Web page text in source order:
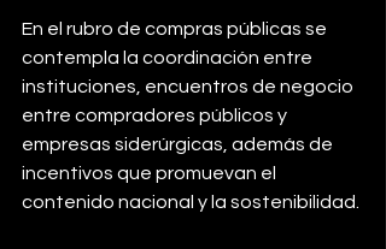
En el rubro de compras públicas se
contempla la coordinación entre
instituciones, encuentros de negocio
entre compradores públicos y
empresas siderúrgicas, además de
incentivos que promuevan el
contenido nacional y la sostenibilidad.